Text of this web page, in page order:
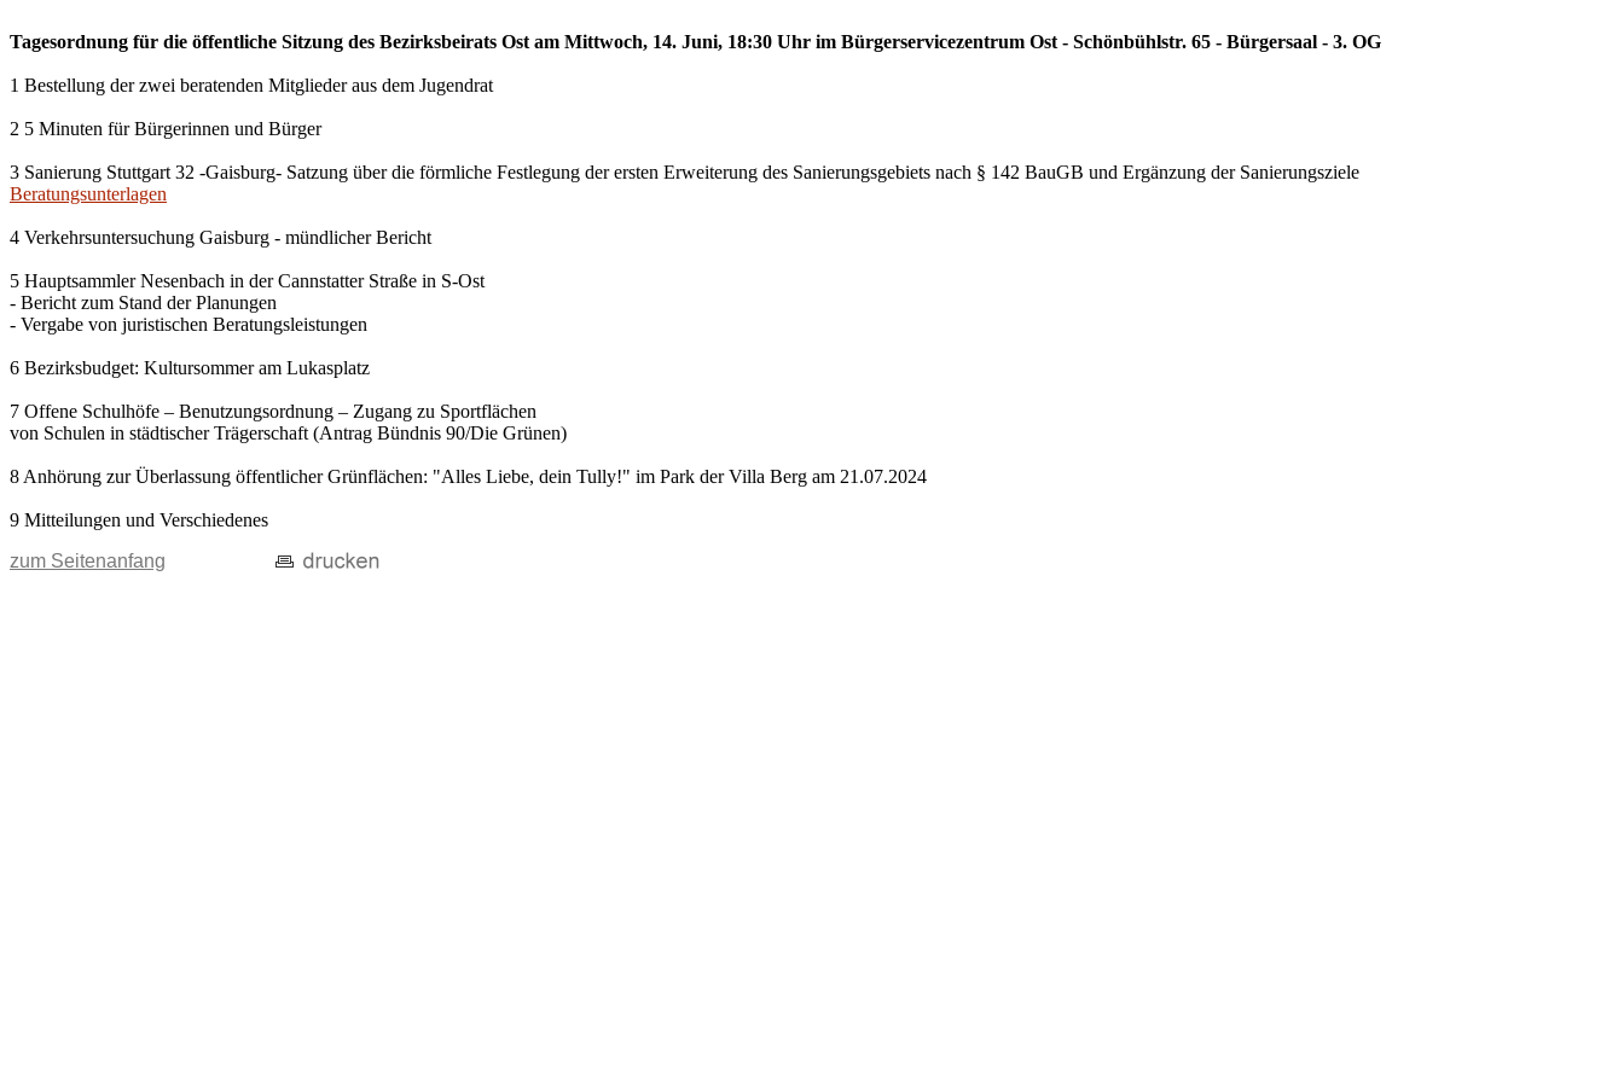
Tagesordnung für die öffentliche Sitzung des Bezirksbeirats Ost am Mittwoch, 14. Juni, 18:30 Uhr im Bürgerservicezentrum Ost - Schönbühlstr. 65 - Bürgersaal - 3. OG
1 Bestellung der zwei beratenden Mitglieder aus dem Jugendrat
2 5 Minuten für Bürgerinnen und Bürger
3 Sanierung Stuttgart 32 -Gaisburg- Satzung über die förmliche Festlegung der ersten Erweiterung des Sanierungsgebiets nach § 142 BauGB und Ergänzung der Sanierungsziele
Beratungsunterlagen
4 Verkehrsuntersuchung Gaisburg - mündlicher Bericht
5 Hauptsammler Nesenbach in der Cannstatter Straße in S-Ost
- Bericht zum Stand der Planungen
- Vergabe von juristischen Beratungsleistungen
6 Bezirksbudget: Kultursommer am Lukasplatz
7 Offene Schulhöfe – Benutzungsordnung – Zugang zu Sportflächen
von Schulen in städtischer Trägerschaft (Antrag Bündnis 90/Die Grünen)
8 Anhörung zur Überlassung öffentlicher Grünflächen: "Alles Liebe, dein Tully!" im Park der Villa Berg am 21.07.2024
9 Mitteilungen und Verschiedenes
zum Seitenanfang